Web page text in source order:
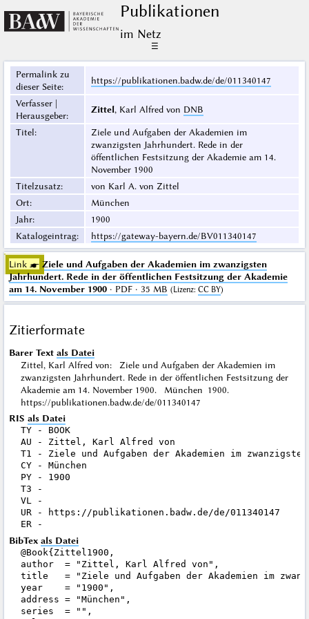
Publikationen
im Netz
☰
Permalink zu
dieser Seite:
https://publikationen.badw.de/de/011340147
Verfasser |
Herausgeber:
Zittel, Karl Alfred von DNB
Titel:
Ziele und Aufgaben der Akademien im
zwanzigsten Jahrhundert. Rede in der
öffentlichen Festsitzung der Akademie am 14.
November 1900
Titelzusatz:
von Karl A. von Zittel
Ort:
München
Jahr:
1900
Katalogeintrag: https://gateway-bayern.de/BV011340147
Link ☛ Ziele und Aufgaben der Akademien im zwanzigsten
Jahrhundert. Rede in der öffentlichen Festsitzung der Akademie
am 14. November 1900· PDF · 35 MB (Lizenz: CC BY)
Zitierformate
Barer Text als Datei
Zittel, Karl Alfred von: Ziele und Aufgaben der Akademien im
zwanzigsten Jahrhundert. Rede in der öffentlichen Festsitzung der
Akademie am 14. November 1900. München 1900.
https://publikationen.badw.de/de/011340147
RIS als Datei
TY - BOOK
AU - Zittel, Karl Alfred von
T1 - Ziele und Aufgaben der Akademien im
CY - München
PY - 1900
T3 -
VL -
UR - https://publikationen.badw.de/de/011340147
BibTex als Datei
@Book{Zittel1900,
author  = "Zittel, Karl Alfred von",
title   = "Ziele und Aufgaben der Akademien im
year    = "1900",
address = "München",
series  = "",